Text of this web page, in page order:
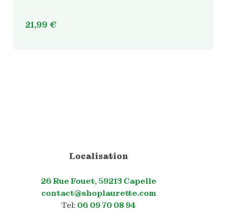
21,99 €
Localisation
26 Rue Fouet, 59213 Capelle
contact@shoplaurette.com
Tel: 06 09 70 08 94